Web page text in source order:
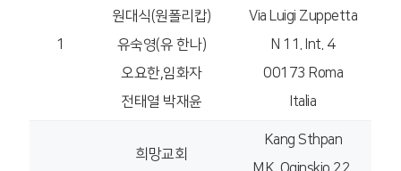
1
원대식(원폴리캅)
유숙영(유 한나)
오요한,임화자
전태열 박재윤
Via Luigi Zuppetta
N 11. Int. 4
00173 Roma
Italia
희망교회
Kang Sthpan